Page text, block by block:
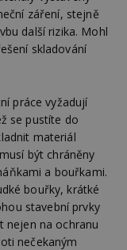
záření, stejně
další rizika. Mohl
skladování
práce vyžadují
se pustíte do
materiál
být chráněny
a bouřkami.
bouřky, krátké
stavební prvky
nejen na ochranu
nečekaným